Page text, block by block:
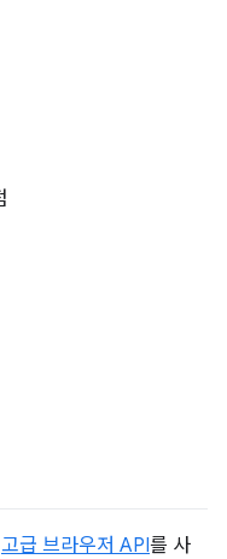
고급 브라우저 API를 사